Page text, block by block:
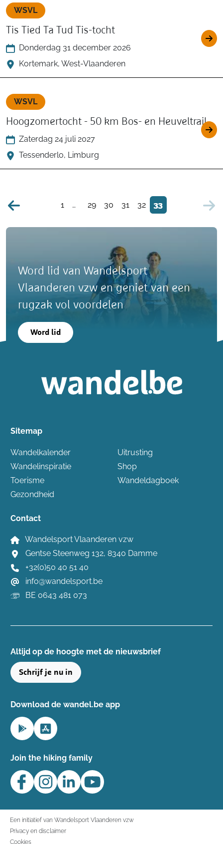
WSVL
Tis Tied Ta Tud Tis-tocht
Donderdag 31 december 2026
Kortemark, West-Vlaanderen
WSVL
Hoogzomertocht - 50 km Bos- en Heuveltrail
Zaterdag 24 juli 2027
Tessenderlo, Limburg
1 … 29 30 31 32 33
Word lid van Wandelsport
Vlaanderen vzw en geniet van een
rugzak vol voordelen
Word lid
Sitemap
Wandelkalender
Wandelinspiratie
Toerisme
Gezondheid
Uitrusting
Shop
Wandeldagboek
Contact
Wandelsport Vlaanderen vzw
Gentse Steenweg 132, 8340 Damme
+32(0)50 40 51 40
info@wandelsport.be
BE 0643 481 073
Altijd op de hoogte ​met de nieuwsbrief
Schrijf je nu in
Download de wandel.be app
Join the hiking family
Een initiatief van Wandelsport Vlaanderen vzw
Privacy en disclaimer
Cookies